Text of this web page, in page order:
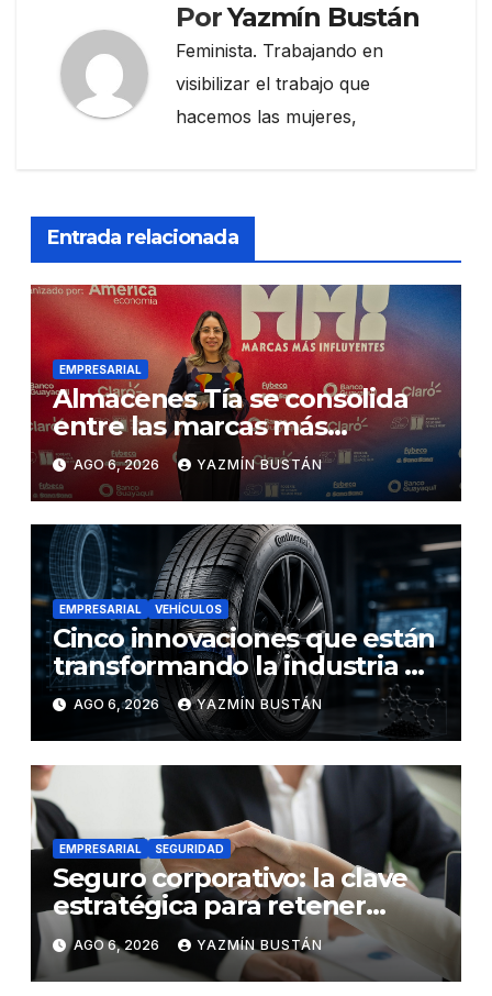
PorYazmín Bustán
Feminista. Trabajando en
visibilizar el trabajo que
hacemos las mujeres,
Entrada relacionada
EMPRESARIAL
Almacenes Tía se consolida
entre las marcas más
influyentes del Ecuador
AGO 6, 2026 YAZMÍN BUSTÁN
EMPRESARIAL VEHÍCULOS
Cinco innovaciones que están
transformando la industria de
los neumáticos y redefinen el
futuro de la movilidad
AGO 6, 2026 YAZMÍN BUSTÁN
EMPRESARIAL SEGURIDAD
Seguro corporativo: la clave
estratégica para retener
talento en Ecuador
AGO 6, 2026 YAZMÍN BUSTÁN